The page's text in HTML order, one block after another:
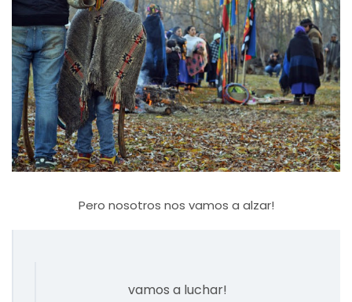
Pero nosotros nos vamos a alzar!
vamos a luchar!